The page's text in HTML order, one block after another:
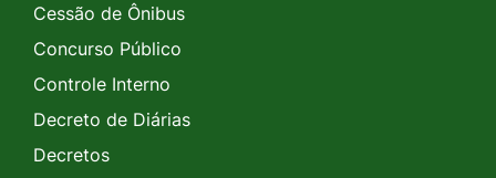
Cessão de Ônibus
Concurso Público
Controle Interno
Decreto de Diárias
Decretos